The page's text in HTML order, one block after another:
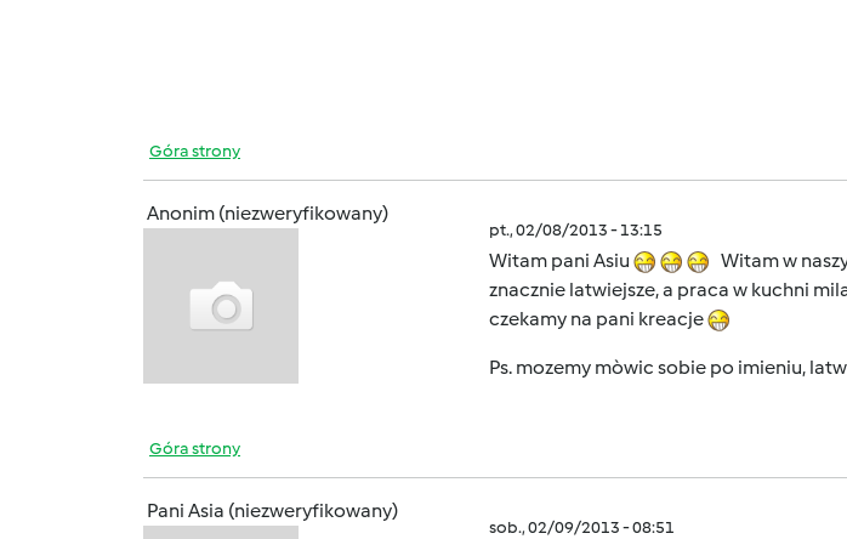
Góra strony
Anonim (niezweryfikowany)
pt., 02/08/2013 - 13:15
Witam pani Asiu
Witam w
znacznie latwiejsze, a praca w kuchni
czekamy na pani kreacje
Ps. mozemy mòwic sobie po imieniu,
Góra strony
Pani Asia (niezweryfikowany)
sob., 02/09/2013 - 08:51